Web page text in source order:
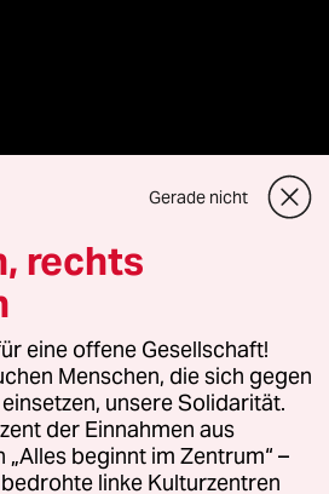
Vertriebs GmbH
Fragen oder für Genehmigungen
Kommune-Richtlinien
Gerade nicht
rechts
eine offene Gesellschaft!
Menschen, die sich gegen
unsere Solidarität.
der Einnahmen aus
beginnt im Zentrum“ –
linke Kulturzentren